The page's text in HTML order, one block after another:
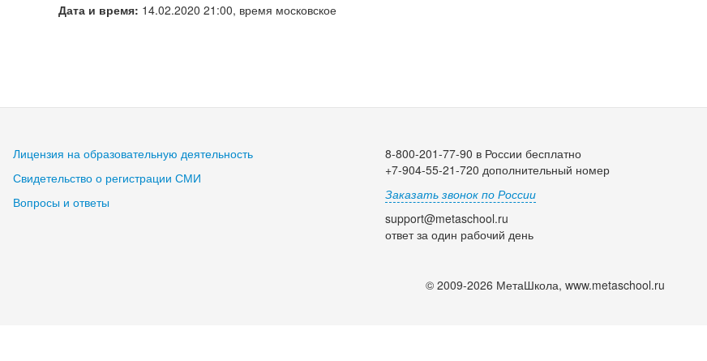
Дата и время: 14.02.2020 21:00, время московское
Лицензия на образовательную деятельность
Свидетельство о регистрации СМИ
Вопросы и ответы
8-800-201-77-90 в России бесплатно
+7-904-55-21-720 дополнительный номер
Заказать звонок по России
support@metaschool.ru
ответ за один рабочий день
© 2009-2026 МетаШкола, www.metaschool.ru